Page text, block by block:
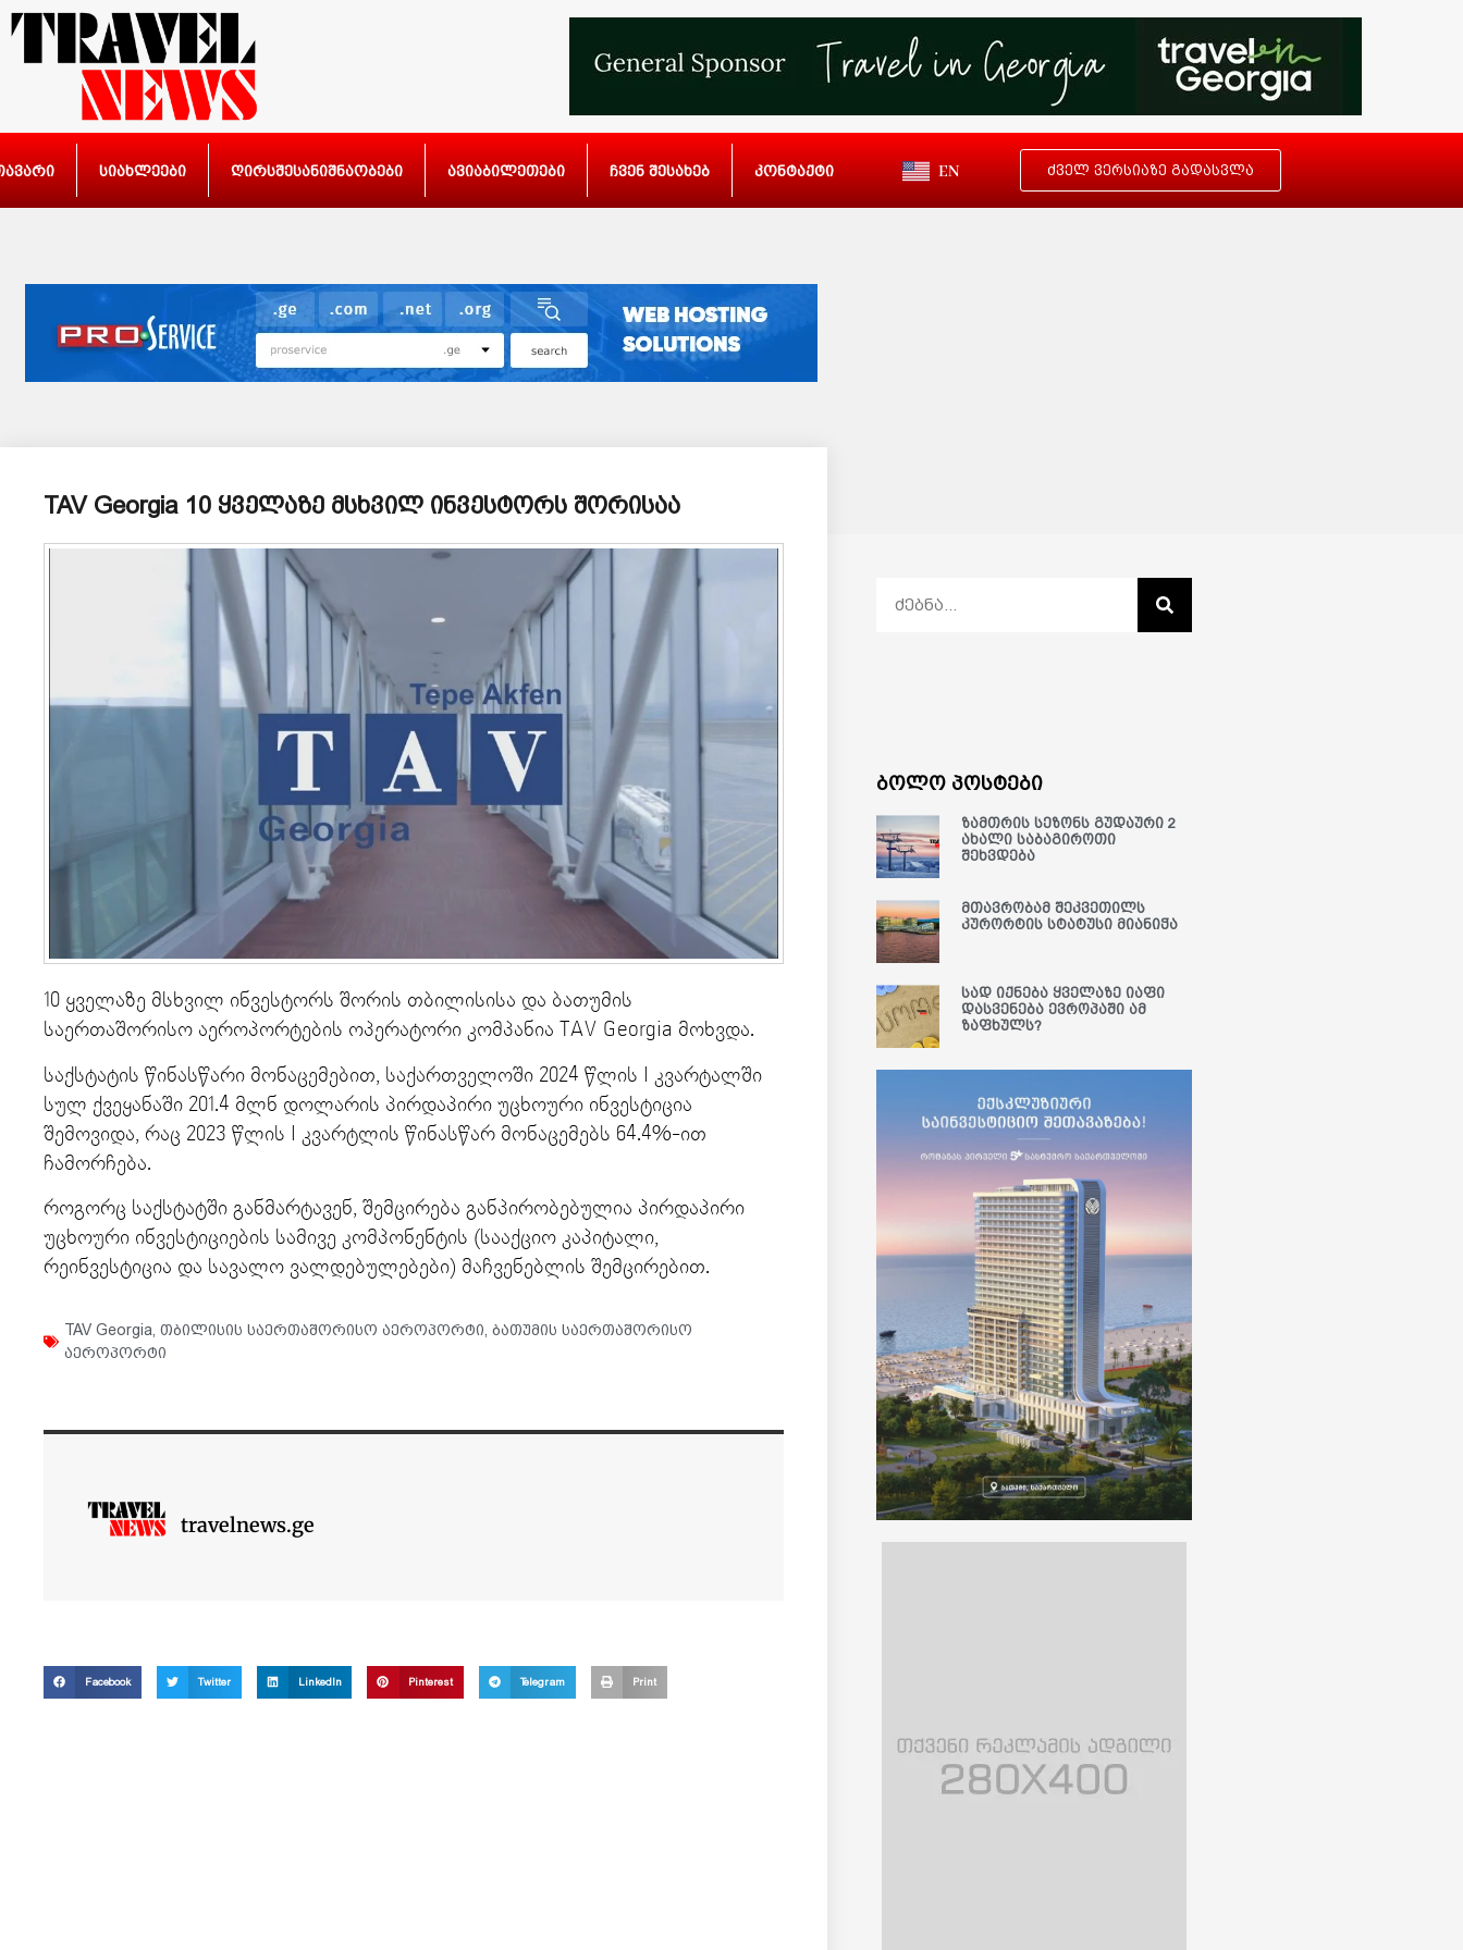
სიახლეები ღირსშესანიშნაობები ავიაბილეთები ჩვენ შესახებ კონტაქტი EN ძველ ვერსიაზე გადასვლა
TAV Georgia 10 ყველაზე მსხვილ ინვესტორს შორისაა
10 ყველაზე მსხვილ ინვესტორს შორის თბილისისა და ბათუმის
საერთაშორისო აეროპორტების ოპერატორი კომპანია TAV Georgia მოხვდა.
საქსტატის წინასწარი მონაცემებით, საქართველოში 2024 წლის I კვარტალში
სულ ქვეყანაში 201.4 მლნ დოლარის პირდაპირი უცხოური ინვესტიცია
შემოვიდა, რაც 2023 წლის I კვარტლის წინასწარ მონაცემებს 64.4%-ით
ჩამორჩება.
როგორც საქსტატში განმარტავენ, შემცირება განპირობებულია პირდაპირი
უცხოური ინვესტიციების სამივე კომპონენტის (სააქციო კაპიტალი,
რეინვესტიცია და სავალო ვალდებულებები) მაჩვენებლის შემცირებით.
TAV Georgia, თბილისის საერთაშორისო აეროპორტი, ბათუმის საერთაშორისო
აეროპორტი
travelnews.ge
Facebook Twitter LinkedIn Pinterest Telegram Print
ბოლო პოსტები
ზამთრის სეზონს გუდაური 2
ახალი საბაგიროთი
შეხვდება
მთავრობამ შეკვეთილს
კურორტის სტატუსი მიანიჭა
სად იქნება ყველაზე იაფი
დასვენება ევროპაში ამ
ზაფხულს?